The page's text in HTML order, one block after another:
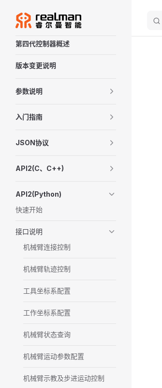
Skip to content
第四代控制器概述
版本变更说明
参数说明
入门指南
JSON协议
API2(C、C++)
API2(Python)
快速开始
接口说明
机械臂连接控制
机械臂轨迹控制
工具坐标系配置
工作坐标系配置
机械臂状态查询
机械臂运动参数配置
机械臂示教及步进运动控制